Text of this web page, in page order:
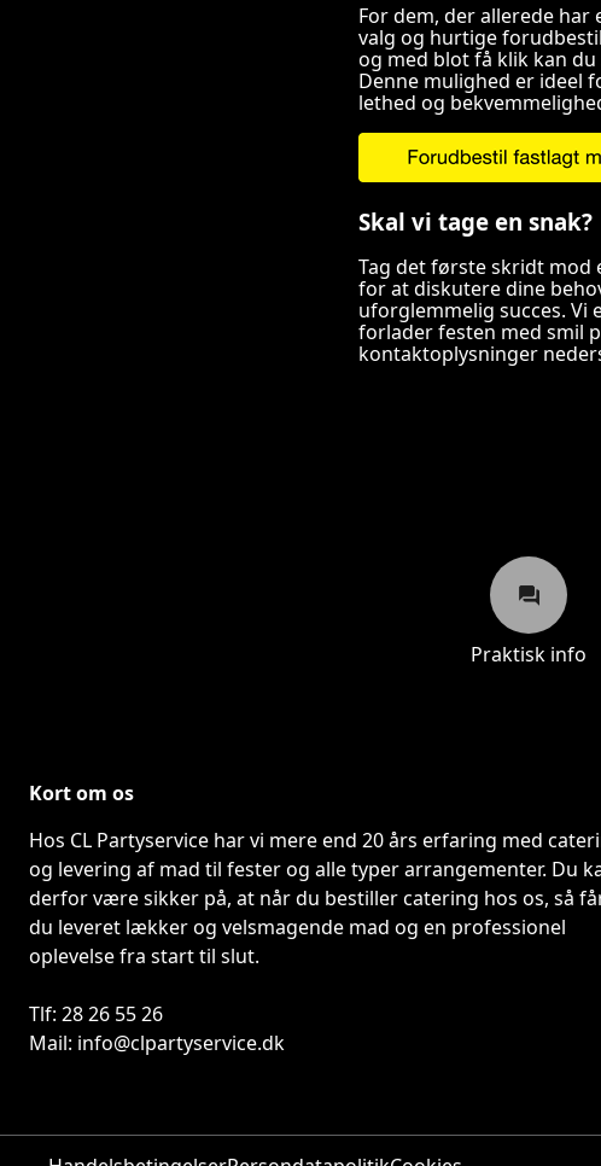
For dem, der allerede har
valg og hurtige
og med blot få klik kan
Denne mulighed er ideel
lethed og
Skal vi tage en snak?
Tag det første skridt mod
for at diskutere dine
uforglemmelig succes.
forlader festen med smil
kontaktoplysninger
Praktisk
Praktisk info
Kort om os
Hos CL Partyservice har vi mere end 20 års erfaring med
og levering af mad til fester og alle typer arrangementer. Du
derfor være sikker på, at når du bestiller catering hos os, så
du leveret lækker og velsmagende mad og en professionel
oplevelse fra start til slut.
Tlf: 28 26 55 26
Mail: info@clpartyservice.dk